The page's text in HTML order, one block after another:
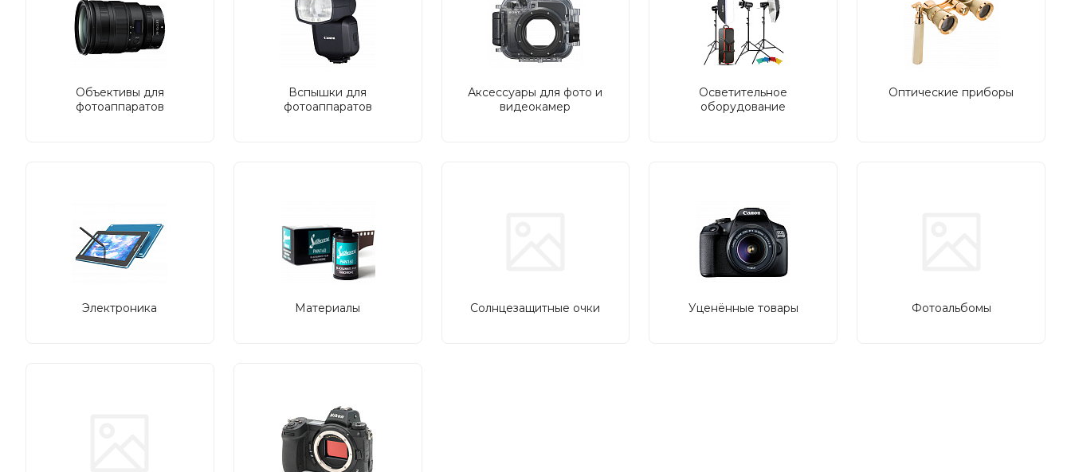
Объективы для
фотоаппаратов
Вспышки для
фотоаппаратов
Аксессуары для фото и
видеокамер
Осветительное
оборудование
Оптические приборы
Электроника Материалы Солнцезащитные очки Уценённые товары Фотоальбомы